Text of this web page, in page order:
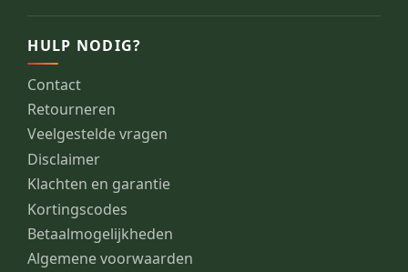
HULP NODIG?
Contact
Retourneren
Veelgestelde vragen
Disclaimer
Klachten en garantie
Kortingscodes
Betaalmogelijkheden
Algemene voorwaarden